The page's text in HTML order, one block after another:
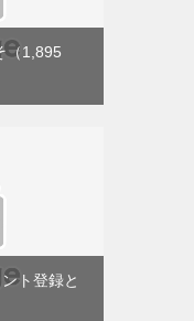
（1,895
ト登録と